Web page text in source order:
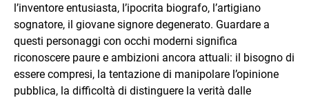
l’inventore entusiasta, l’ipocrita biografo, l’artigiano
sognatore, il giovane signore degenerato. Guardare a
questi personaggi con occhi moderni significa
riconoscere paure e ambizioni ancora attuali: il bisogno di
essere compresi, la tentazione di manipolare l’opinione
pubblica, la difficoltà di distinguere la verità dalle